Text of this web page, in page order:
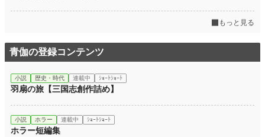
もっと見る
青伽の登録コンテンツ
小説 歴史・時代 連載中 ｼｮｰﾄｼｮｰﾄ
羽扇の旅【三国志創作詰め】
小説 ホラー 連載中 ｼｮｰﾄｼｮｰﾄ
ホラー短編集